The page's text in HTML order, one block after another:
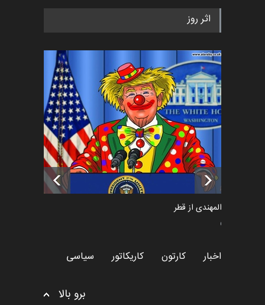
رویداد کارگاهی کارتون و پوستر
اخبار 5 ماه قبل
فراخوان رویداد کارگاهی کارتون و
پوستر "ایران سربل…
اخبار 6 ماه قبل
تسلیت به همکار | سهراب خیری
اخبار 6 ماه قبل
اثر روز
سعد المهندی از قطر
سیاسی
اخبار کارتون کاریکاتور سیاسی
برو بالا